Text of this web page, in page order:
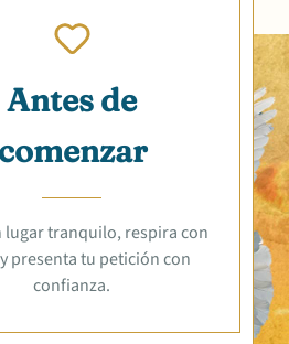
Antes de
comenzar
lugar tranquilo, respira con
presenta tu petición con
confianza.